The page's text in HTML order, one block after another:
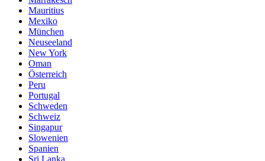
Mauritius
Mexiko
München
Neuseeland
New York
Oman
Österreich
Peru
Portugal
Schweden
Schweiz
Singapur
Slowenien
Spanien
Sri Lanka